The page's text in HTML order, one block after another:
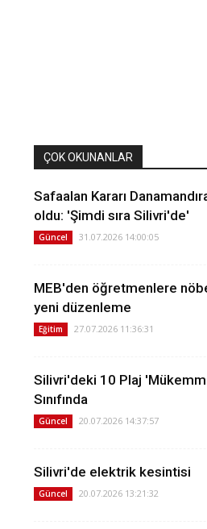
ÇOK OKUNANLAR
Safaalan Kararı
oldu: 'Şimdi sıra Silivri'de'
Güncel 31.07.2026 14:00:05
MEB'den öğretmenlere
yeni düzenleme
Eğitim 27.07.2026 11:36:31
Silivri'deki 10 Plaj
Sınıfında
Güncel 20.07.2026 14:37:57
Silivri'de elektrik kesintisi
Güncel 20.07.2026 13:21:32